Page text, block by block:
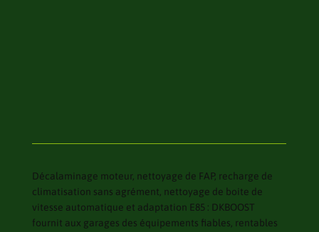
Décalaminage moteur, nettoyage de FAP, recharge de
climatisation sans agrément, nettoyage de boite de
vitesse automatique et adaptation E85 : DKBOOST
fournit aux garages des équipements fiables, rentables